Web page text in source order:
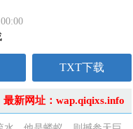
TXT下载
最新网址：wap.qiqixs.info